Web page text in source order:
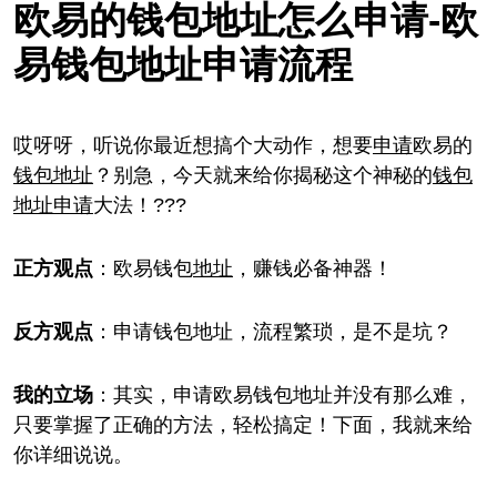
欧易的钱包地址怎么申请-欧
易钱包地址申请流程
哎呀呀，听说你最近想搞个大动作，想要申请欧易的
钱包地址 ？别急，今天就来给你揭秘这个神秘的钱包
地址申请大法！???
正方观点 ：欧易钱包地址 ，赚钱必备神器！
反方观点 ：申请钱包地址，流程繁琐，是不是坑？
我的立场 ：其实，申请欧易钱包地址并没有那么难，
只要掌握了正确的方法，轻松搞定！下面，我就来给
你详细说说。